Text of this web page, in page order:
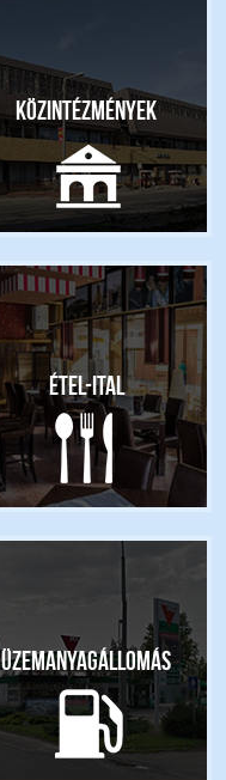
Közintézmények
Étel-ital
Üzemanyagállomás